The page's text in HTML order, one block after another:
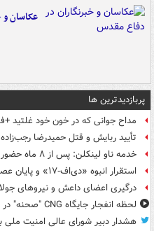
عکاسان و
پربازدیدترین ها
مداح جوانی که در خون خود غلتید
تأیید ربایش و قتل حمیدرضا رجب‌زاده
خدمه ناو لینکلن: پس از ۸ ماه حضور در دریا خسته و درمانده‌ شدیم
استقرار انبوه «دی‌اف‑۱۷» و پایان عصر پدافند آمریکا +عکس
درگیری اعضای داعش و نیروهای
لحظه انفجار جایگاه CNG "صحنه" در دوربین مداربسته
هشدار دبیر شورای عالی امنیت ملی